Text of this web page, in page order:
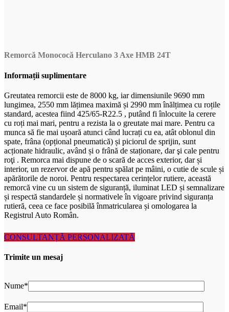
Remorcă Monococă Herculano 3 Axe HMB 24T
Informații suplimentare
Greutatea remorcii este de 8000 kg, iar dimensiunile 9690 mm
lungimea, 2550 mm lățimea maximă și 2990 mm înălțimea cu roțile
standard, acestea fiind 425/65-R22.5 , putând fi înlocuite la cerere
cu roți mai mari, pentru a rezista la o greutate mai mare. Pentru ca
munca să fie mai ușoară atunci când lucrați cu ea, atât oblonul din
spate, frâna (opțional pneumatică) și piciorul de sprijin, sunt
acționate hidraulic, având și o frână de staționare, dar şi cale pentru
roţi . Remorca mai dispune de o scară de acces exterior, dar și
interior, un rezervor de apă pentru spălat pe mâini, o cutie de scule și
apărătorile de noroi. Pentru respectarea cerințelor rutiere, această
remorcă vine cu un sistem de siguranță, iluminat LED și semnalizare
și respectă standardele și normativele în vigoare privind siguranța
rutieră, ceea ce face posibilă înmatricularea și omologarea la
Registrul Auto Român.
CONSULTANȚĂ PERSONALIZATĂ
Trimite un mesaj
Nume*
Email*